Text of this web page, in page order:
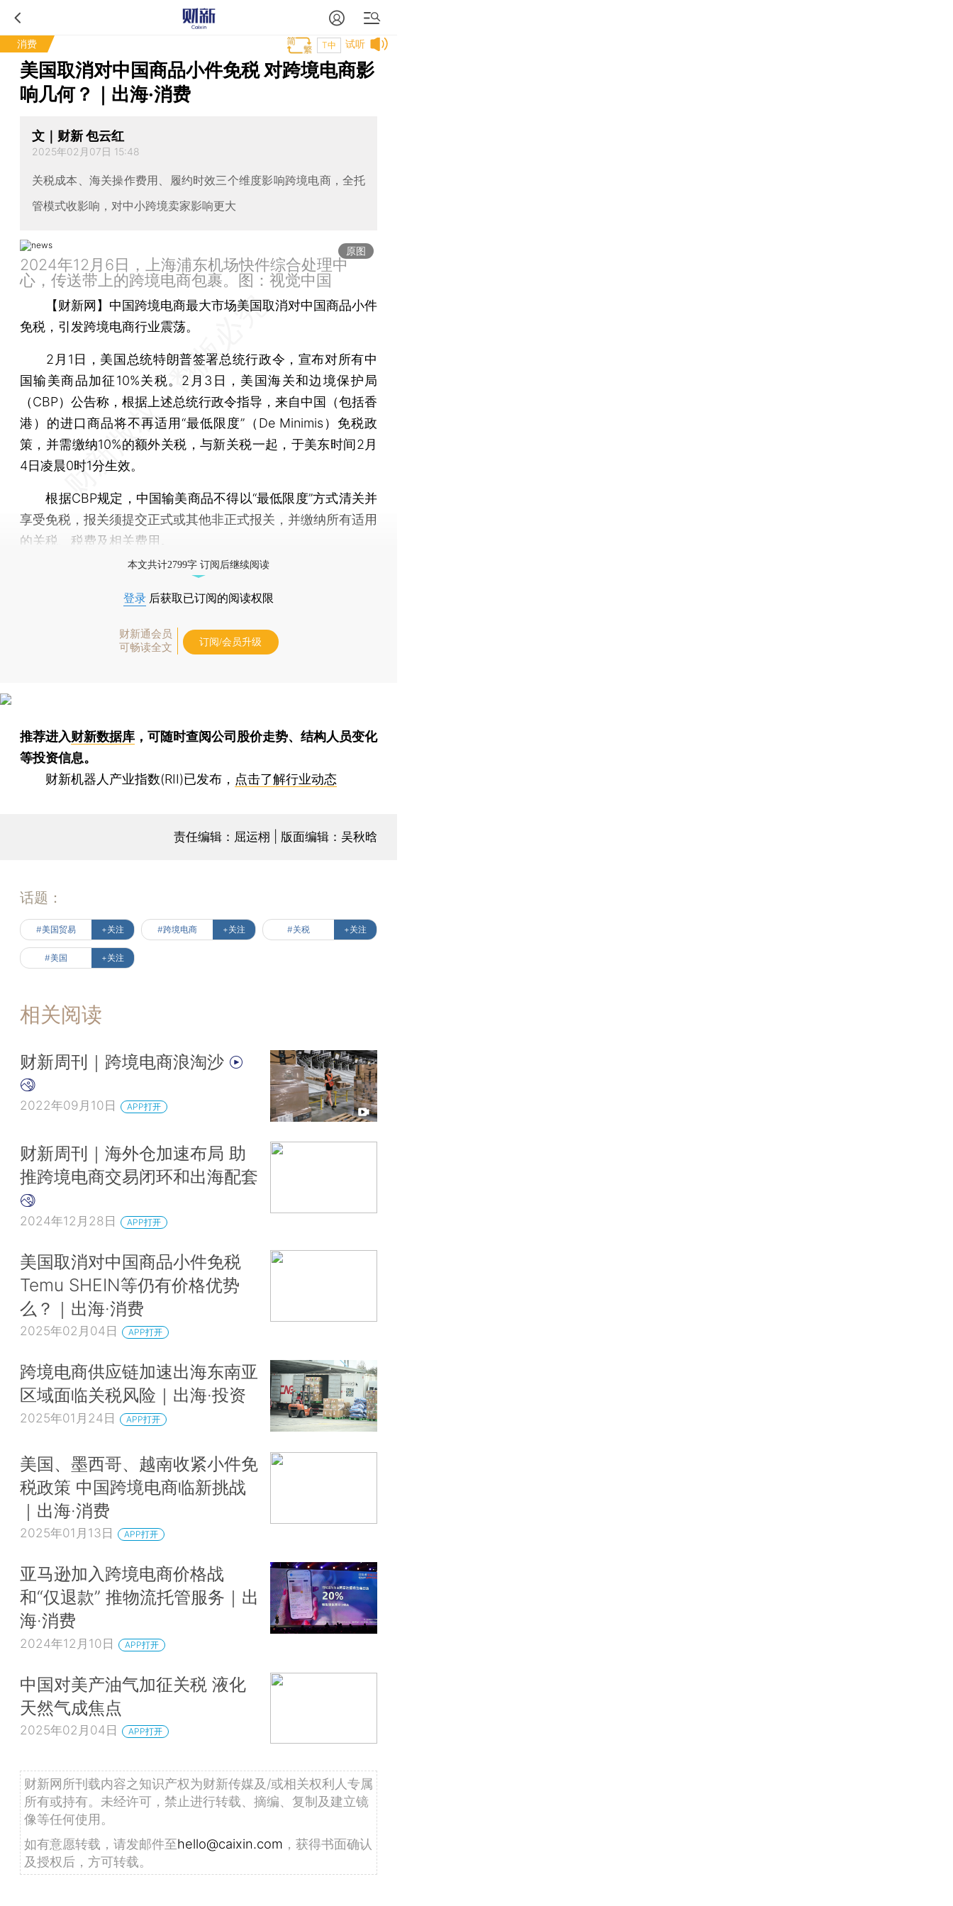
消费 试听
T中
美国取消对中国商品小件免税 对跨境电商影
响几何？｜出海·消费
文｜财新 包云红
2025年02月07日 15:48
关税成本、海关操作费用、履约时效三个维度影响跨境电商，全托
管模式收影响，对中小跨境卖家影响更大
原图
2024年12月6日，上海浦东机场快件综合处理中
心，传送带上的跨境电商包裹。图：视觉中国
【财新网】 中国跨境电商最大市场美国取消对中国商品小件
免税，引发跨境电商行业震荡。
2月1日，美国总统特朗普签署总统行政令，宣布对所有中
国输美商品加征10%关税。2月3日，美国海关和边境保护局
（CBP）公告称，根据上述总统行政令指导，来自中国（包括香
港）的进口商品将不再适用“最低限度”（De Minimis）免税政
策，并需缴纳10%的额外关税，与新关税一起，于美东时间2月
4日凌晨0时1分生效。
根据CBP规定，中国输美商品不得以“最低限度”方式清关并
享受免税，报关须提交正式或其他非正式报关，并缴纳所有适用
的关税、税费及相关费用。
本文共计2799字 订阅后继续阅读
登录 后获取已订阅的阅读权限
财新通会员
可畅读全文
订阅/会员升级
推荐进入财新数据库 ，可随时查阅公司股价走势、结构人员变化
等投资信息。
财新机器人产业指数(RII)已发布， 点击了解行业动态
责任编辑：屈运栩 | 版面编辑：吴秋晗
话题：
#美国贸易 +关注 #跨境电商 +关注 #关税 +关注
#美国 +关注
相关阅读
财新周刊｜跨境电商浪淘沙
2022年09月10日 APP打开
财新周刊｜海外仓加速布局 助
推跨境电商交易闭环和出海配套
2024年12月28日 APP打开
美国取消对中国商品小件免税
Temu SHEIN等仍有价格优势
么？｜出海·消费
2025年02月04日 APP打开
跨境电商供应链加速出海东南亚
区域面临关税风险｜出海·投资
2025年01月24日 APP打开
美国、墨西哥、越南收紧小件免
税政策 中国跨境电商临新挑战
｜出海·消费
2025年01月13日 APP打开
亚马逊加入跨境电商价格战
和“仅退款” 推物流托管服务｜出
海·消费
2024年12月10日 APP打开
中国对美产油气加征关税 液化
天然气成焦点
2025年02月04日 APP打开
财新网所刊载内容之知识产权为财新传媒及/或相关权利人专属
所有或持有。未经许可，禁止进行转载、摘编、复制及建立镜
像等任何使用。
如有意愿转载，请发邮件至hello@caixin.com ，获得书面确认
及授权后，方可转载。